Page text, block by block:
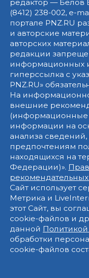
редактор — Белов
(8412) 238-002, e-
портале PNZ.RU
и авторские
авторских
редакции
информационных
гиперссылка с
PNZ.RU»
На
внешние
(информационные
информации на
анализа
предпочтениям
находящихся на
Федерации)».
Сайт использует
Метрика и
этот Сайт, вы
cookie-файлов и
данной
обработки
cookie-файлов